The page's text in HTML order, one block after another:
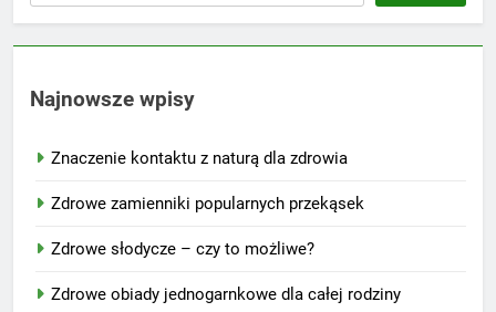
Najnowsze wpisy
Znaczenie kontaktu z naturą dla zdrowia
Zdrowe zamienniki popularnych przekąsek
Zdrowe słodycze – czy to możliwe?
Zdrowe obiady jednogarnkowe dla całej rodziny